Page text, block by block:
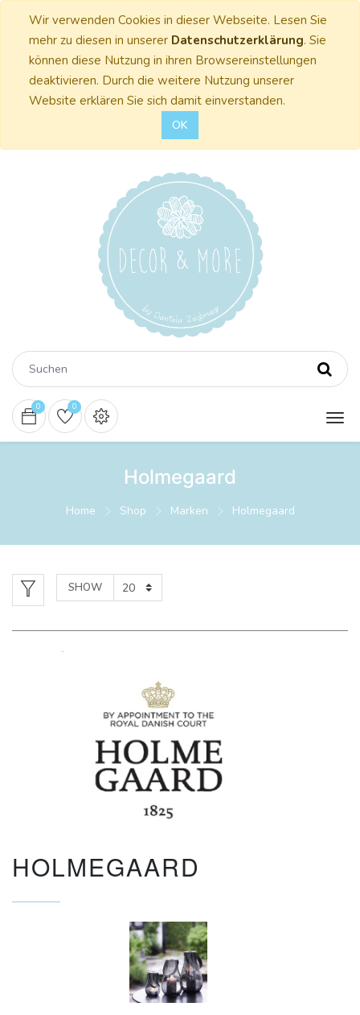
Wir verwenden Cookies in dieser Webseite. Lesen Sie
mehr zu diesen in unserer Datenschutzerklärung. Sie
können diese Nutzung in ihren Browsereinstellungen
deaktivieren. Durch die weitere Nutzung unserer
Website erklären Sie sich damit einverstanden.
OK
0 0
Holmegaard
Home Shop Marken Holmegaard
SHOW
HOLMEGAARD